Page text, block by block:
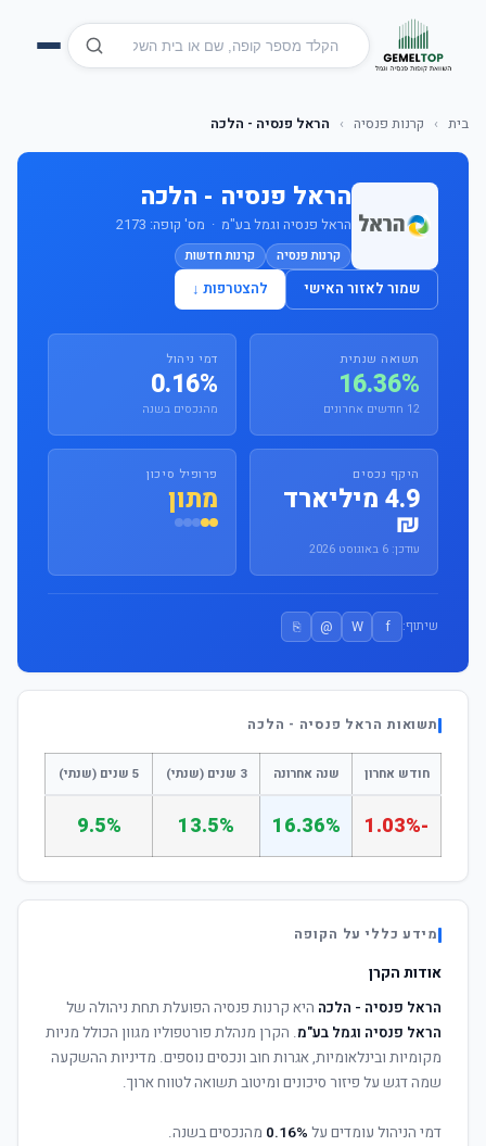
בית › קרנות פנסיה › הראל פנסיה - הלכה
הראל פנסיה - הלכה
הראל פנסיה וגמל בע"מ · מס' קופה: 2173
קרנות פנסיה קרנות חדשות
שמור לאזור האישי להצטרפות ↓
תשואה שנתית
16.36%
12 חודשים אחרונים
דמי ניהול
0.16%
מהנכסים בשנה
היקף נכסים
4.9 מיליארד
₪
עודכן: 6 באוגוסט 2026
פרופיל סיכון
מתון
שיתוף: f
W
@
⎘
תשואות הראל פנסיה - הלכה
חודש אחרון שנה אחרונה 3 שנים (שנתי) 5 שנים (שנתי)
-1.03%
16.36%
13.5%
9.5%
מידע כללי על הקופה
אודות הקרן
הראל פנסיה - הלכה היא קרנות פנסיה הפועלת תחת ניהולה של
הראל פנסיה וגמל בע"מ. הקרן מנהלת פורטפוליו מגוון הכולל מניות
מקומיות ובינלאומיות, אגרות חוב ונכסים נוספים. מדיניות ההשקעה
שמה דגש על פיזור סיכונים ומיטוב תשואה לטווח ארוך.
דמי הניהול עומדים על 0.16% מהנכסים בשנה.